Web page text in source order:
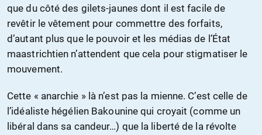
que du côté des gilets-jaunes dont il est facile de
revêtir le vêtement pour commettre des forfaits,
d’autant plus que le pouvoir et les médias de l’État
maastrichtien n’attendent que cela pour stigmatiser le
mouvement.
Cette « anarchie » là n’est pas la mienne. C’est celle de
l’idéaliste hégélien Bakounine qui croyait (comme un
libéral dans sa candeur…) que la liberté de la révolte